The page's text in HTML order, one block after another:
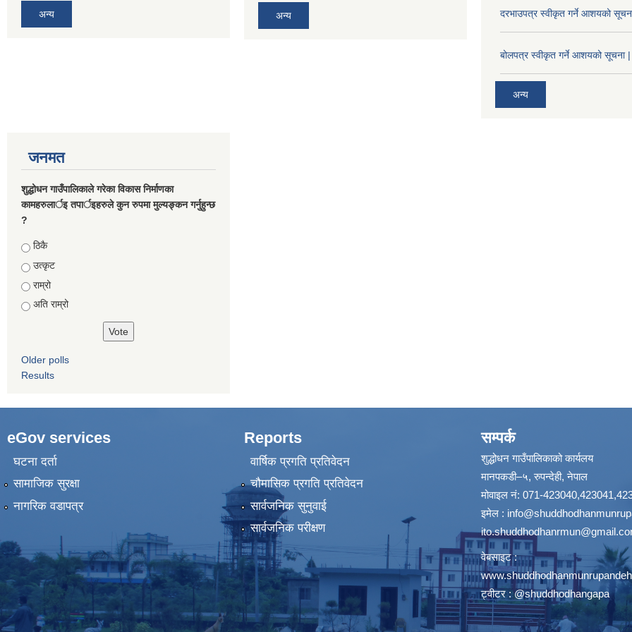
अन्य अन्य दरभाउपत्र स्वीकृत गर्ने आशयको
बोलपत्र स्वीकृत गर्ने आशयको सूचना |
अन्य
जनमत
शुद्धोधन गाउँपालिकाले गरेका विकास निर्माणका
कामहरुलार्इ तपार्इहरुले कुन रुपमा मुल्यङ्कन गर्नुहुन्छ
?
Choices
ठिकै
उत्कृट
राम्रो
अति राम्रो
Older polls
Results
eGov services
घटना दर्ता
सामाजिक सुरक्षा
नागरिक वडापत्र
Reports
वार्षिक प्रगति प्रतिवेदन
चौमासिक प्रगति प्रतिवेदन
सार्वजनिक सुनुवाई
सार्वजनिक परीक्षण
सम्पर्क
शुद्धोधन गाउँपालिकाको कार्यलय
मानपकडी–५, रुपन्देही, नेपाल
मोवाइल नं: 071-
इमेल :
वेबसाइट :
ट्वीटर : @shuddhodhangapa